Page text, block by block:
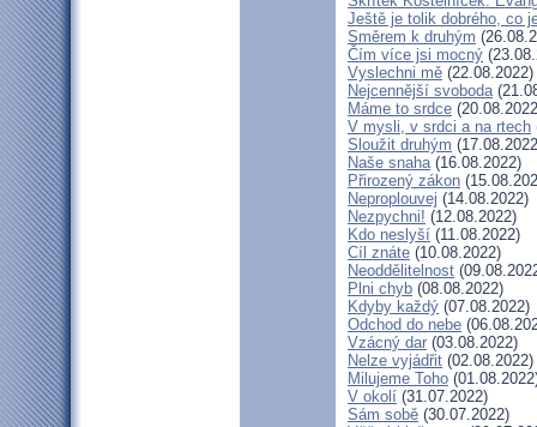
Ještě je tolik dobrého, co
Směrem k druhým
Čím více jsi mocný
Vyslechni mě (22.08.2022)
Nejcennější svoboda
Máme to srdce
V mysli, v srdci a na rtech
Sloužit druhým
Naše snaha(16.08.2022)
Přirozený zákon
Neproplouvej (14.08.2022)
Nezpychni! (12.08.2022)
Kdo neslyší (11.08.2022)
Cíl znáte (10.08.2022)
Neoddělitelnost
Plni chyb (08.08.2022)
Kdyby každý (07.08.2022)
Odchod do nebe
Vzácný dar (03.08.2022)
Nelze vyjádřit (02.08.2022)
Milujeme Toho
V okolí (31.07.2022)
Sám sobě (30.07.2022)